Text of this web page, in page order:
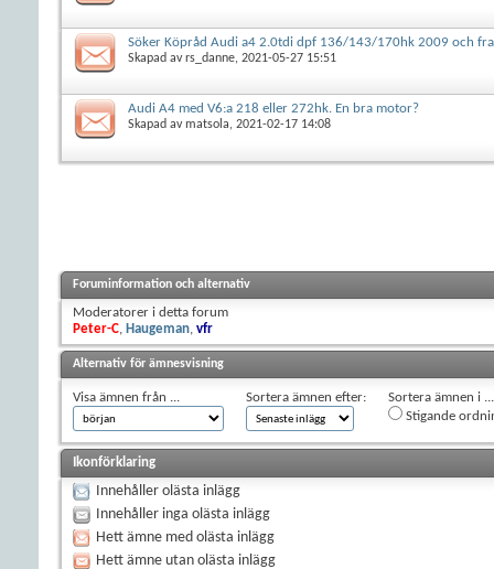
Söker Köpråd Audi a4 2.0tdi dpf 136/143/170hk 2009 och
Skapad avrs_danne, 2021-05-27 15:51
Audi A4 med V6:a 218 eller 272hk. En bra motor?
Skapad avmatsola, 2021-02-17 14:08
Foruminformation och alternativ
Moderatorer i detta forum
Peter-C
Haugeman vfr
Alternativ för ämnesvisning
Visa ämnen från ... Sortera ämnen efter:
Sortera ämnen i ...
Stigande
Ikonförklaring
Innehåller olästa inlägg
Innehåller inga olästa inlägg
Hett ämne med olästa inlägg
Hett ämne utan olästa inlägg